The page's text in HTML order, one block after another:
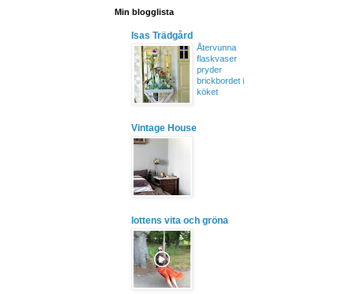
Min blogglista
Isas Trädgård
Återvunna
flaskvaser
pryder
brickbordet i
köket
Vintage House
lottens vita och gröna